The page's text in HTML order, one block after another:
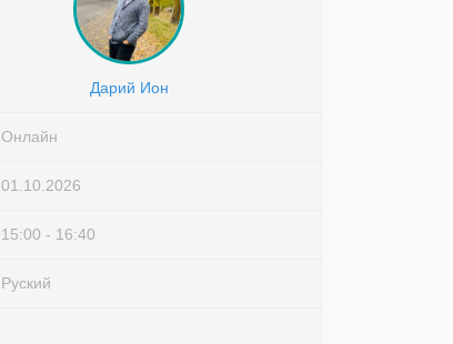
Дарий Ион
Онлайн
01.10.2026
15:00 - 16:40
Руский